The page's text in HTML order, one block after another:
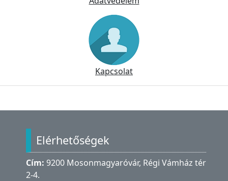
Kapcsolat
Elérhetőségek
Cím: 9200 Mosonmagyaróvár, Régi Vámház tér
2-4.